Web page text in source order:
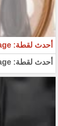
أحدث لقطة: image
أحدث لقطة: image